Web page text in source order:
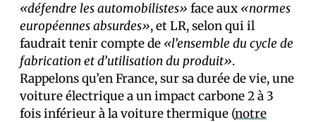
«défendre les automobilistes» face aux «normes
européennes absurdes», et LR, selon qui il
faudrait tenir compte de «l’ensemble du cycle de
fabrication et d’utilisation du produit».
Rappelons qu’en France, sur sa durée de vie, une
voiture électrique a un impact carbone 2 à 3
fois inférieur à la voiture thermique (notre